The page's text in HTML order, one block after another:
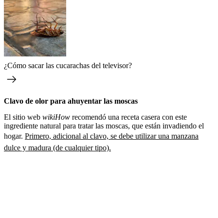
¿Cómo sacar las cucarachas del televisor?
Clavo de olor para ahuyentar las moscas
El sitio web wikiHow recomendó una receta casera con este
ingrediente natural para tratar las moscas, que están invadiendo el
hogar. Primero, adicional al clavo, se debe utilizar una manzana
dulce y madura (de cualquier tipo).